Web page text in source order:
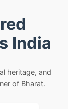
India
heritage, and
of Bharat.